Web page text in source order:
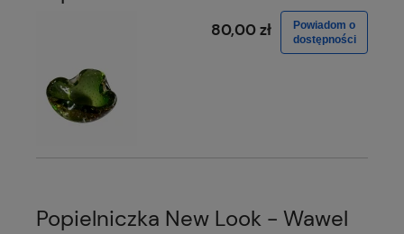
80,00 zł
Powiadom o
dostępności
Popielniczka New Look - Wawel